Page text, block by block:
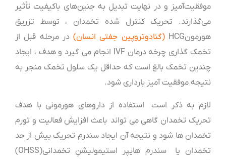
موفقیت‌آمیز و در نهایت تبدیل به جنین‌های باکیفیت تأثیر
می‌گذارند. تحریک کنترل شده تخمدان ، توسط تزریق
هورمونHCG
(گنادوتروپین جفتی انسان)در مرحله قبل از
تخمک گذاری چرخه درمان IVF انجام می گیرد و هدف ، ایجاد
چندین تخمک بالغ است که حداقل یک سلول تخمک منجر به
نتیجه موفقیت آمیز بارداری شود.
لازم به ذکر است استفاده از داروهای هورمونی با هدف
تحریک تخمدان گاهی می تواند باعث افزایش فعالیت و تورم
تخمدان ها شود و نتیجه آن ایجاد سندرم تحریک بیش از حد
تخمدان یا سندرم هایپر استیمولیشنِ تخمدانی(OHSS)